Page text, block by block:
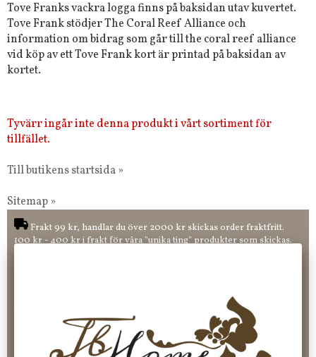
Tove Franks vackra logga finns på baksidan utav kuvertet.
Tove Frank stödjer The Coral Reef Alliance och
information om bidrag som går till the coral reef alliance
vid köp av ett Tove Frank kort är printad på baksidan av
kortet.
Tyvärr ingår inte denna produkt i vårt sortiment för
tillfället.
Till butikens startsida »
Sitemap »
Frakt 99 kr, handlar du över 2000 kr skickas order fraktfritt.
100 kr - 400 kr i frakt för våra "unika ting" produkter som skickas.
CHECKOUT. Välj själv hur du vill betala mellan alla Klarnas
betalningstjänster. Och du kan även välja PAYSON betalningstjänst.
Nöjda kunder och strävar efter att ha snabba leveranser!
-ligt Tack för att just Du tittar in hos Jb Home!